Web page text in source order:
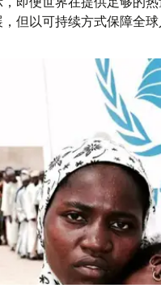
但以可持续方式保障全